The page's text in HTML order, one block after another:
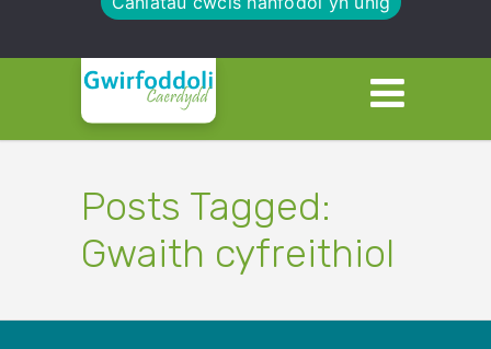
Posts Tagged:
Gwaith cyfreithiol